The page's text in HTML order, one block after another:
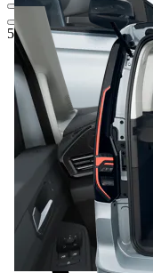
58.218,17 €1